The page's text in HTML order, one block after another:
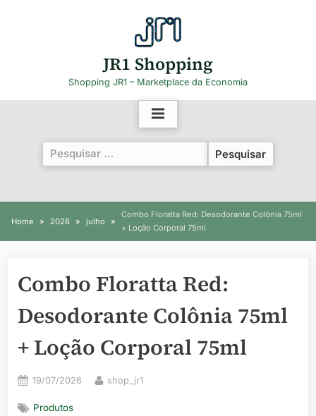
JR1 Shopping
Shopping JR1 – Marketplace da Economia
Pesquisar
por:
Home 2026 julho
Combo Floratta Red: Desodorante Colônia 75ml
+ Loção Corporal 75ml
Combo Floratta Red:
Desodorante Colônia 75ml
+ Loção Corporal 75ml
Posted
19/07/2026 By
shop_jr1
Produtos